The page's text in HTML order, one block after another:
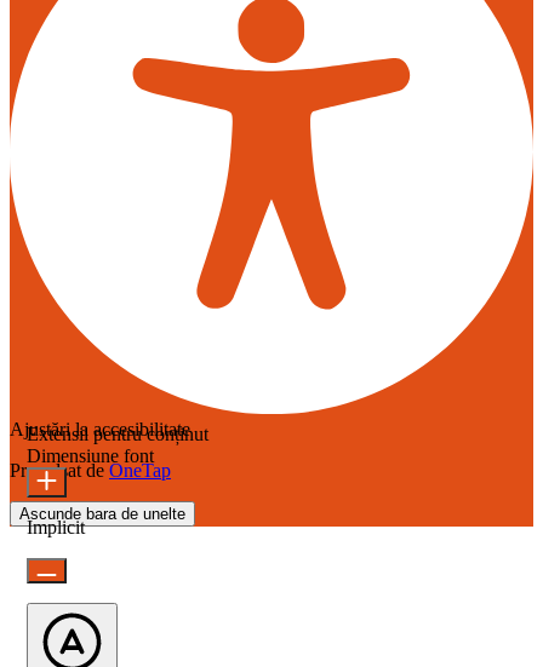
Ajustări la accesibilitate
Propulsat de OneTap
Ascunde bara de unelte
Extensii pentru conținut
Dimensiune font
Implicit